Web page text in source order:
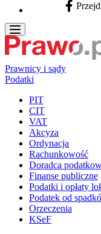
Facebook -
Prawnicy i sądy
Podatki
PIT
CIT
VAT
Akcyza
Ordynacja
Rachunkowość
Doradca
Finanse publiczne
Podatki i opłaty
Podatek od
Orzeczenia
KSeF